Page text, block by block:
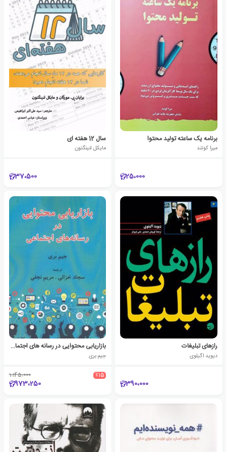
برنامه یک ساعته تولید محتوا
میرا کوتند
25،000
سال 12 هفته ای
مایکل لنینگتون
37،500
رازهای تبلیغات
دیوید اگیلوی
390،000
بازاریابی محتوایی در رسانه های اجتماعی
جیم بری
٪15 1،145،000
973،250